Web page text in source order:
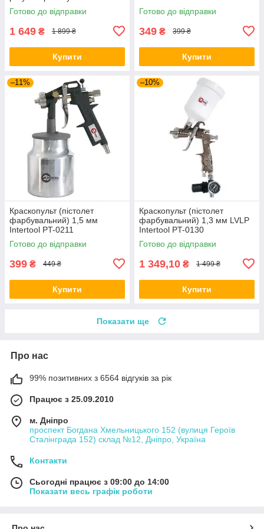
PT-1505
Готово до відправки
1 649 ₴ 1 899 ₴
Купити
Готово до відправки
349 ₴ 399 ₴
Купити
–11%
Краскопульт (пістолет
фарбувальний) 1,5 мм
Intertool PT-0211
Готово до відправки
399 ₴ 449 ₴
Купити
–10%
Краскопульт (пістолет
фарбувальний) 1,3 мм LVLP
Intertool PT-0130
Готово до відправки
1 349,10 ₴ 1 499 ₴
Купити
Показати ще
Про нас
99% позитивних з 6564 відгуків за рік
Працює з 25.09.2010
м. Дніпро
проспект Богдана Хмельницького 152 (вулиця Героїв
Сталінграда 152) склад №12, Дніпро, Україна
Контакти
Сьогодні працює з 09:00 до 14:00
Показати весь графік роботи